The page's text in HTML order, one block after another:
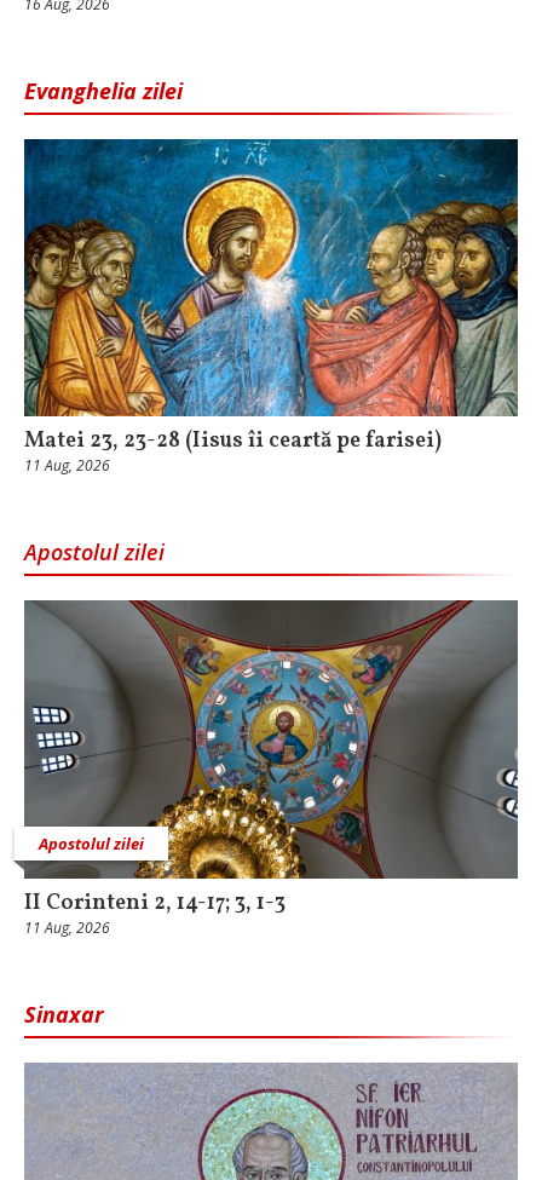
16 Aug, 2026
Evanghelia zilei
Matei 23, 23-28 (Iisus îi ceartă pe farisei)
11 Aug, 2026
Apostolul zilei
Apostolul zilei
II Corinteni 2, 14-17; 3, 1-3
11 Aug, 2026
Sinaxar